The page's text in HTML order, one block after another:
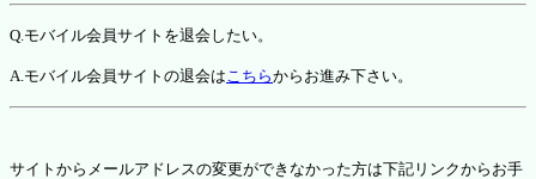
Q.モバイル会員サイトを退会したい。
A.モバイル会員サイトの退会はこちらからお進み下さい。
サイトからメールアドレスの変更ができなかった方は下記リンクからお手